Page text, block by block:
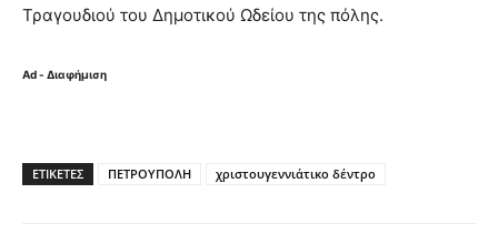
Τραγουδιού του Δημοτικού Ωδείου της πόλης.
Ad - Διαφήμιση
ΕΤΙΚΈΤΕΣ ΠΕΤΡΟΥΠΟΛΗ χριστουγεννιάτικο δέντρο